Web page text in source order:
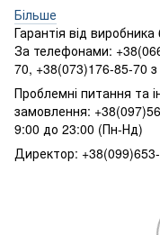
Більше
Гарантія від виробника
За телефонами:
70, +38(073)176-85-70
Проблемні питання та
замовлення:
9:00 до 23:00 (Пн-Нд)
Директор: